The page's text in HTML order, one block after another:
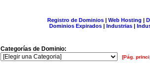
Registro de Dominios| Web Hosting |
Dominios Expirados | Industrias |
Categorías de Dominio:
[Pág.